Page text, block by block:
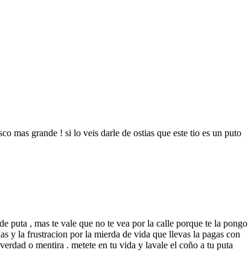
mas grande ! si lo veis darle de ostias que este tio es un puto
puta , mas te vale que no te vea por la calle porque te la pongo
y la frustracion por la mierda de vida que llevas la pagas con
o mentira . metete en tu vida y lavale el coño a tu puta